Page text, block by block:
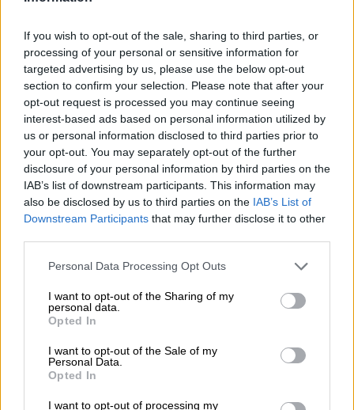
If you wish to opt-out of the sale, sharing to third parties, or
processing of your personal or sensitive information for
targeted advertising by us, please use the below opt-out
section to confirm your selection. Please note that after your
opt-out request is processed you may continue seeing
interest-based ads based on personal information utilized by
us or personal information disclosed to third parties prior to
your opt-out. You may separately opt-out of the further
disclosure of your personal information by third parties on the
IAB’s list of downstream participants. This information may
also be disclosed by us to third parties on the IAB’s List of
Downstream Participants that may further disclose it to other
Personal Data Processing Opt Outs
I want to opt-out of the Sharing of my
personal data.
Opted In
I want to opt-out of the Sale of my
Personal Data.
Opted In
I want to opt-out of processing my
12:25
Allianz: Ισχυρές επιδόσεις στο α’ εξάμηνο του 2026 – Ο Oliver
Bäte συνδέει τα αποτελέσματα με το κλείσιμο του
«protection gap»
12:12
Οι αισθητήρες βλέπουν καλύτερα από τον άνθρωπο. Πάντα;
11:01
Generali: Αποτελέσματα Α' Εξαμήνου - Εξαιρετική ανάπτυξη
στα Λειτουργικά και Προσαρμοσμένα Καθαρά Αποτελέσματα
με συμβολή από όλες τις επιχειρηματικές δραστηριότητες
Ομαδικά Ασφαλιστικά προϊόντα Επαγγελματικής
ασφαλιστές
CrediaBank: Οικονομικά Αποτελέσματα A’ Εξαμήνου 2026 -
Υψηλοί ρυθμοί ανάπτυξης και νέα ρεκόρ επιδόσεων